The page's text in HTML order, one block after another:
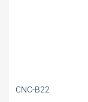
CNC-B22